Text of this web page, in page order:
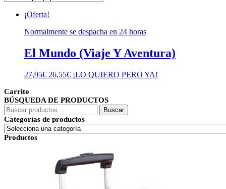
¡Oferta!
Normalmente se despacha en 24 horas
El Mundo (Viaje Y Aventura)
27,95€ El
era:
27,95€.
26,55€El
es:
¡LO QUIERO PERO YA!
Carrito
BÚSQUEDA DE PRODUCTOS
Buscar
por:
Buscar
Categorías de productos
Productos